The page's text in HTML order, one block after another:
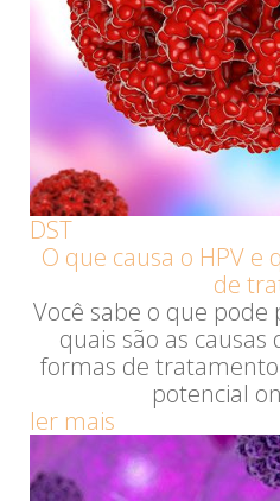
DST
O que causa o HPV
de
Você sabe o que pode
quais são as
formas de tratamento
potencial
ler mais